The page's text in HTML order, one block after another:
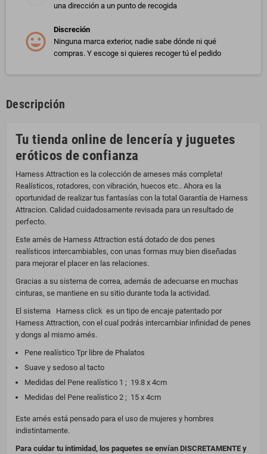
una dirección a un punto de recogida
Discreción
Ninguna marca exterior, nadie sabe dónde ni qué
compras. Y escoge si quieres recoger tú el pedido
Descripción
Tu tienda online de lencería y juguetes
eróticos de confianza
Harness Attraction es la colección de arneses más completa!
Realísticos, rotadores, con vibración, huecos etc.. Ahora es la
oportunidad de realizar tus fantasías con la total Garantía de Harness
Attracion. Calidad cuidadosamente revisada para un resultado de
perfecto.
Este arnés de Harness Attraction está dotado de dos penes
realísticos intercambiables, con unas formas muy bien diseñadas
para mejorar el placer en las relaciones.
Gracias a su sistema de correa, además de adecuarse en muchas
cinturas, se mantiene en su sitio durante toda la actividad.
El sistema Harness click es un tipo de encaje patentado por
Harness Attraction, con el cual podrás intercambiar infinidad de penes
y dongs al mismo arnés.
Pene realístico Tpr libre de Phalatos
Suave y sedoso al tacto
Medidas del Pene realístico 1 ; 19.8 x 4cm
Medidas del Pene realístico 2 ; 15 x 4cm
Este arnés está pensado para el uso de mujeres y hombres
indistintamente.
Para cuidar tu intimidad, los paquetes se envían DISCRETAMENTE y